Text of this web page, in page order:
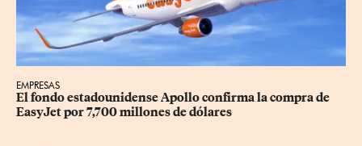
EMPRESAS
El fondo estadounidense Apollo confirma la compra de
EasyJet por 7,700 millones de dólares